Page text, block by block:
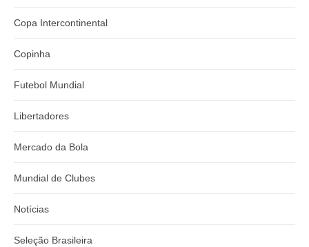
Copa Intercontinental
Copinha
Futebol Mundial
Libertadores
Mercado da Bola
Mundial de Clubes
Notícias
Seleção Brasileira